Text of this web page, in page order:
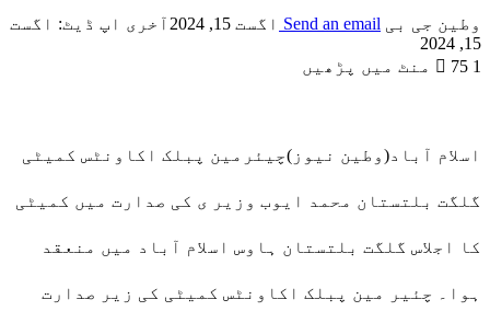
وطین جی بی Send an email اگست 15, 2024
آخری اپ ڈیٹ: اگست
15, 2024
75 1 منٹ میں پڑھیں
اسلام آباد(وطین نیوز)چیئرمین پبلک اکاونٹس کمیٹی
گلگت بلتستان محمد ایوب وزیر ی کی صدارت میں کمیٹی
کا اجلاس گلگت بلتستان ہاوس اسلام آباد میں منعقد
ہوا۔ چئیر مین پبلک اکاونٹس کمیٹی کی زیر صدارت